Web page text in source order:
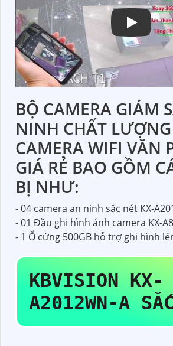
BỘ CAMERA GIÁM
NINH CHẤT
CAMERA WIFI VĂN
GIÁ RẺ BAO GỒM
BỊ NHƯ:
- 04 camera an ninh sắc nét KX-
- 01 Đầu ghi hình ảnh camera KX-
- 1 Ổ cứng 500GB hỗ trợ ghi hình
KBVISIONKX-
A2012WN-A